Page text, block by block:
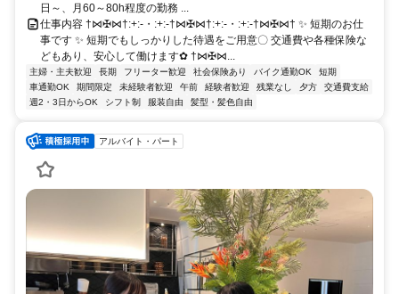
日～、月60～80h程度の勤務 ...
仕事内容 †⋈✠⋈†:+:-・:+:-†⋈✠⋈†:+:-・:+:-†⋈✠⋈† ✨ 短期のお仕
事です ✨ 短期でもしっかりした待遇をご用意〇 交通費や各種保険な
どもあり、安心して働けます✿ †⋈✠⋈...
主婦・主夫歓迎 長期 フリーター歓迎 社会保険あり バイク通勤OK
短期
車通勤OK
期間限定 未経験者歓迎 午前 経験者歓迎 残業なし 夕方
交通費支給
週2・3日からOK
シフト制 服装自由 髪型・髪色自由
アルバイト・パート